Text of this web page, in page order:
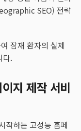
SEO) 전략
잠재 환자의 실제
다.
지 제작 서비
작하는 고성능 홈페